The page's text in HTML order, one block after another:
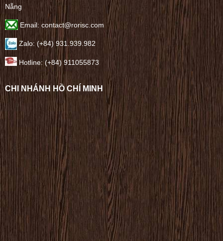
Nẵng
Email: contact@rorisc.com
Zalo: (+84) 931.939.982
Hotline: (+84) 911055873
CHI NHÁNH HỒ CHÍ MINH